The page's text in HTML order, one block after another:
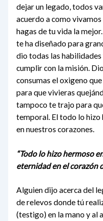
dejar un legado, todos
acuerdo a como
hagas de tu vida la
te ha diseñado para
dio todas las
cumplir con la misión.
consumas el oxigeno
para que vivieras
tampoco te trajo para
temporal. El todo lo hizo
en nuestros corazones.
“Todo lo hizo hermoso
eternidad en el corazón
Alguien dijo acerca del
de relevos donde tú
(testigo) en la mano y al